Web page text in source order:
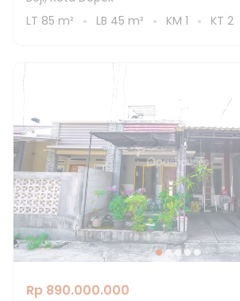
LT 85 m² LB 45 m² KM 1 KT 2
Rp 890.000.000